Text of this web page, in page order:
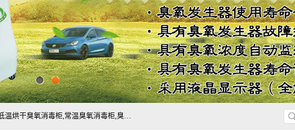
主营:医用空气消毒机，臭氧消空气毒机,循环风紫外线空气消毒机,臭氧发生器,低温烘干臭氧消毒柜,常温臭氧消毒柜,臭氧水消毒机,管道容器臭氧消毒机,内置式臭氧消毒机,外置式臭氧消毒机,床单位臭氧消毒器。医用工作服灭菌柜，医用拖鞋消毒柜,麻醉机内管路消毒机，呼吸机回路消毒机